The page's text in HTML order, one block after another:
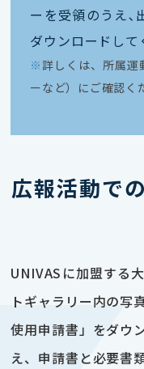
ーを受領のうえ､
ダウンロードして
※ 詳しくは、所属運
ーなど）にご確認く
広報活動で
UNIVASに加盟する
トギャラリー内の写
使用申請書」をダウ
え、申請書と必要書